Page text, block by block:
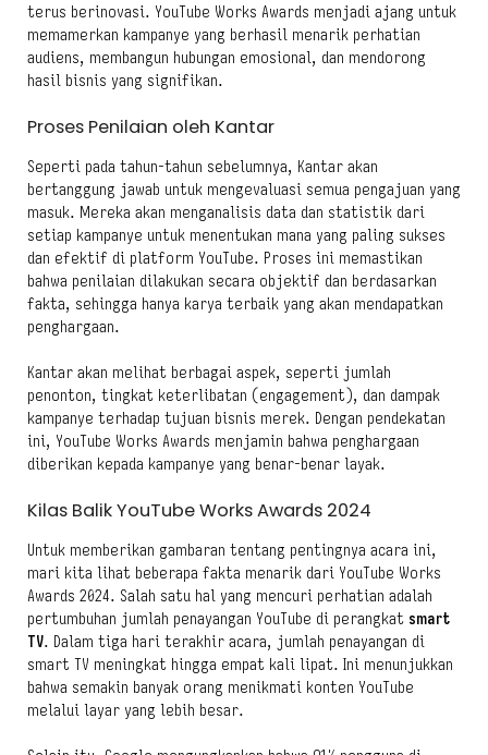
terus berinovasi. YouTube Works Awards menjadi ajang untuk
memamerkan kampanye yang berhasil menarik perhatian
audiens, membangun hubungan emosional, dan mendorong
hasil bisnis yang signifikan.
Proses Penilaian oleh Kantar
Seperti pada tahun-tahun sebelumnya, Kantar akan
bertanggung jawab untuk mengevaluasi semua pengajuan yang
masuk. Mereka akan menganalisis data dan statistik dari
setiap kampanye untuk menentukan mana yang paling sukses
dan efektif di platform YouTube. Proses ini memastikan
bahwa penilaian dilakukan secara objektif dan berdasarkan
fakta, sehingga hanya karya terbaik yang akan mendapatkan
penghargaan.
Kantar akan melihat berbagai aspek, seperti jumlah
penonton, tingkat keterlibatan (engagement), dan dampak
kampanye terhadap tujuan bisnis merek. Dengan pendekatan
ini, YouTube Works Awards menjamin bahwa penghargaan
diberikan kepada kampanye yang benar-benar layak.
Kilas Balik YouTube Works Awards 2024
Untuk memberikan gambaran tentang pentingnya acara ini,
mari kita lihat beberapa fakta menarik dari YouTube Works
Awards 2024. Salah satu hal yang mencuri perhatian adalah
pertumbuhan jumlah penayangan YouTube di perangkat smart
TV. Dalam tiga hari terakhir acara, jumlah penayangan di
smart TV meningkat hingga empat kali lipat. Ini menunjukkan
bahwa semakin banyak orang menikmati konten YouTube
melalui layar yang lebih besar.